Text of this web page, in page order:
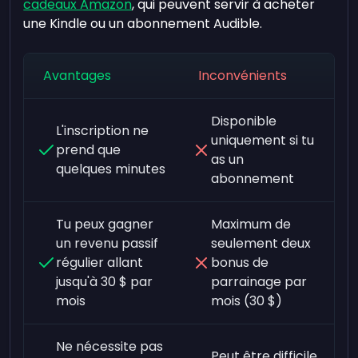
cadeaux Amazon, qui peuvent servir à acheter
une Kindle ou un abonnement Audible.
Avantages Inconvénients
L'inscription ne
prend que
quelques minutes
Disponible
uniquement si tu
as un
abonnement
Tu peux gagner
un revenu passif
régulier allant
jusqu'à 30 $ par
mois
Maximum de
seulement deux
bonus de
parrainage par
mois (30 $)
Ne nécessite pas